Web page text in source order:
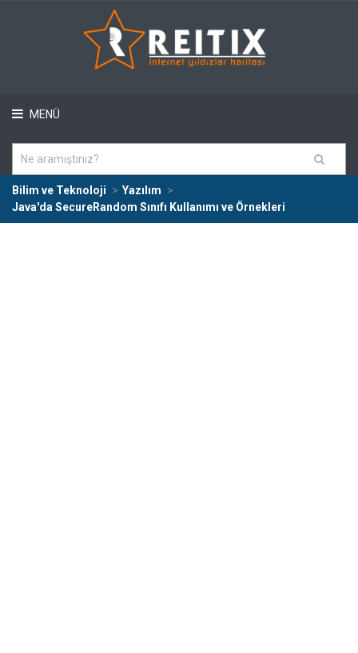
MENÜ
Bilim ve Teknoloji
Yazılım
Java'da SecureRandom Sınıfı Kullanımı ve Örnekleri